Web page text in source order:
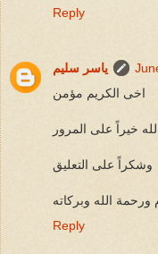
Reply
ياسر سليم
اخى الكريم مؤمن
خيراً على المرور
وشكراً على التعليق
ورحمة الله وبركاته
Reply